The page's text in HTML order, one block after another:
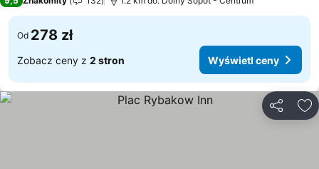
Od 278 zł
Zobacz ceny z 2 stron Wyświetl ceny